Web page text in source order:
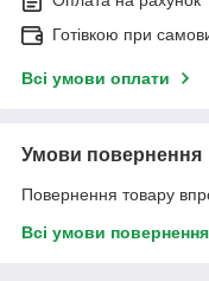
Готівкою при
Всі умови оплати
Умови повернення
Повернення товару
Всі умови повернення